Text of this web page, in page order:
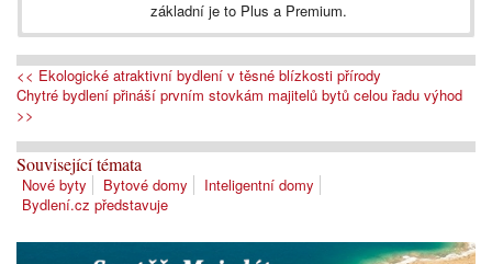
základní je to Plus a Premium.
<< Ekologické atraktivní bydlení v těsné blízkosti přírody
Chytré bydlení přináší prvním stovkám majitelů bytů celou řadu výhod
>>
Související témata
Nové byty Bytové domy
Inteligentní domy
Bydlení.cz představuje